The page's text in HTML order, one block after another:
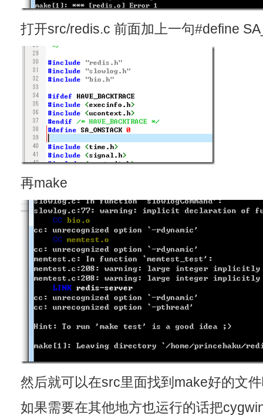
打开src/redis.c 前面加上一句#define
再make
然后就可以在src里面找到make好的文
如果需要在其他地方也运行的话把